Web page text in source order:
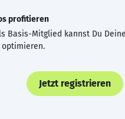
profitieren
Basis-Mitglied kannst Du
Jetzt registrieren